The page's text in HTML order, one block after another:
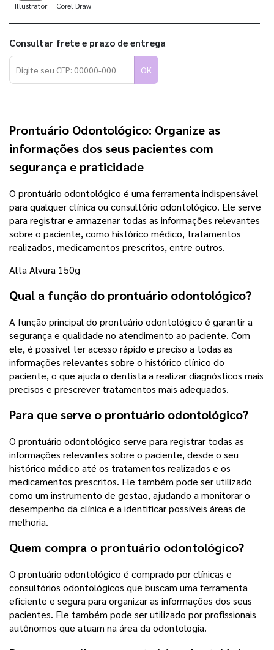
Illustrator Corel Draw
Consultar frete e prazo de entrega
OK
Prontuário Odontológico: Organize as
informações dos seus pacientes com
segurança e praticidade
O prontuário odontológico é uma ferramenta indispensável
para qualquer clínica ou consultório odontológico. Ele serve
para registrar e armazenar todas as informações relevantes
sobre o paciente, como histórico médico, tratamentos
realizados, medicamentos prescritos, entre outros.
Alta Alvura 150g
Qual a função do prontuário odontológico?
A função principal do prontuário odontológico é garantir a
segurança e qualidade no atendimento ao paciente. Com
ele, é possível ter acesso rápido e preciso a todas as
informações relevantes sobre o histórico clínico do
paciente, o que ajuda o dentista a realizar diagnósticos mais
precisos e prescrever tratamentos mais adequados.
Para que serve o prontuário odontológico?
O prontuário odontológico serve para registrar todas as
informações relevantes sobre o paciente, desde o seu
histórico médico até os tratamentos realizados e os
medicamentos prescritos. Ele também pode ser utilizado
como um instrumento de gestão, ajudando a monitorar o
desempenho da clínica e a identificar possíveis áreas de
melhoria.
Quem compra o prontuário odontológico?
O prontuário odontológico é comprado por clínicas e
consultórios odontológicos que buscam uma ferramenta
eficiente e segura para organizar as informações dos seus
pacientes. Ele também pode ser utilizado por profissionais
autônomos que atuam na área da odontologia.